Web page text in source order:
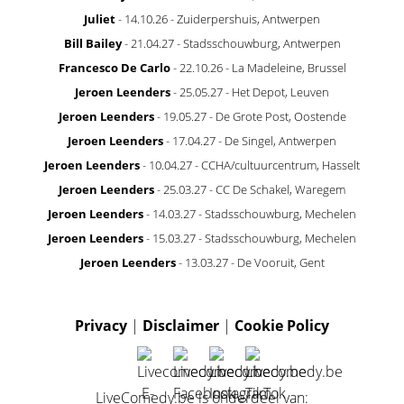
Juliet- 14.10.26 - Zuiderpershuis, Antwerpen
Bill Bailey- 21.04.27 - Stadsschouwburg, Antwerpen
Francesco De Carlo- 22.10.26 - La Madeleine, Brussel
Jeroen Leenders- 25.05.27 - Het Depot, Leuven
Jeroen Leenders- 19.05.27 - De Grote Post, Oostende
Jeroen Leenders- 17.04.27 - De Singel, Antwerpen
Jeroen Leenders- 10.04.27 - CCHA/cultuurcentrum, Hasselt
Jeroen Leenders- 25.03.27 - CC De Schakel, Waregem
Jeroen Leenders- 14.03.27 - Stadsschouwburg, Mechelen
Jeroen Leenders- 15.03.27 - Stadsschouwburg, Mechelen
Jeroen Leenders- 13.03.27 - De Vooruit, Gent
Privacy | Disclaimer | Cookie Policy
LiveComedy.be is onderdeel van: